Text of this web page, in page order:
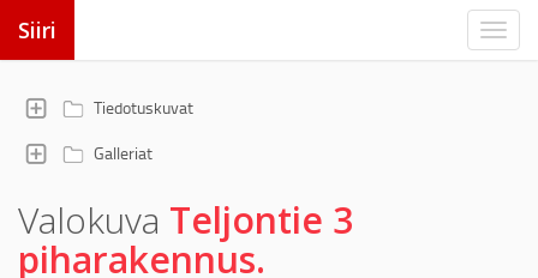
Siiri
Tiedotuskuvat
Galleriat
Valokuva Teljontie 3
piharakennus.